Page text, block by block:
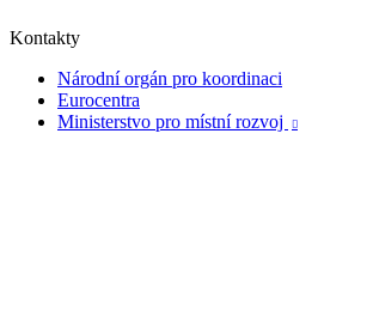
Kontakty
Národní orgán pro koordinaci
Eurocentra
Ministerstvo pro místní rozvoj
